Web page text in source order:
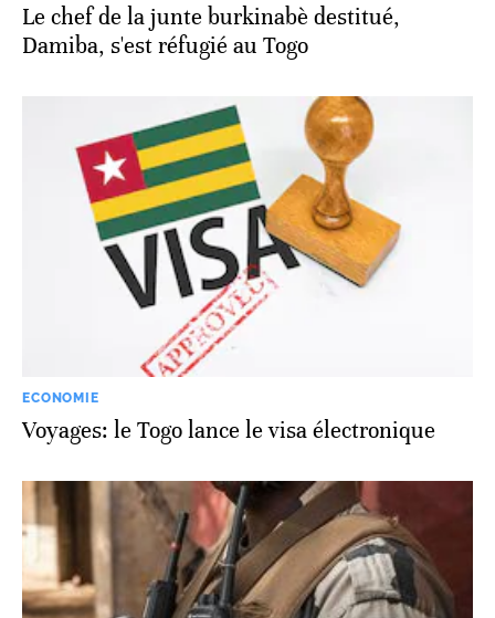
Le chef de la junte burkinabè destitué,
Damiba, s'est réfugié au Togo
ECONOMIE
Voyages: le Togo lance le visa électronique